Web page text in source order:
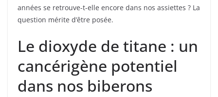
années se retrouve-t-elle encore dans nos assiettes ? La
question mérite d’être posée.
Le dioxyde de titane : un
cancérigène potentiel
dans nos biberons